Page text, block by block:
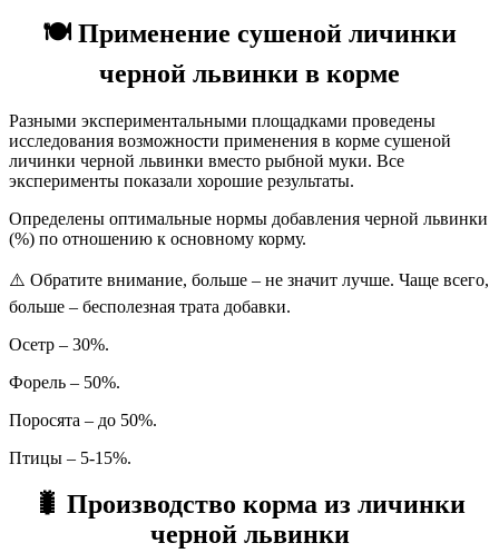
🍽️Применение сушеной личинки
черной львинки в корме
Разными экспериментальными площадками проведены
исследования возможности применения в корме сушеной
личинки черной львинки вместо рыбной муки. Все
эксперименты показали хорошие результаты.
Определены оптимальные нормы добавления черной львинки
(%) по отношению к основному корму.
⚠️ Обратите внимание, больше – не значит лучше. Чаще всего,
больше – бесполезная трата добавки.
Осетр – 30%.
Форель – 50%.
Поросята – до 50%.
Птицы – 5-15%.
🐛 Производство корма из личинки
черной львинки